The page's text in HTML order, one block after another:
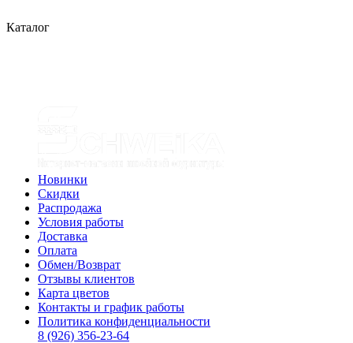
Каталог
Новинки
Скидки
Распродажа
Условия работы
Доставка
Оплата
Обмен/Возврат
Отзывы клиентов
Карта цветов
Контакты и график работы
Политика конфиденциальности
8 (926) 356-23-64